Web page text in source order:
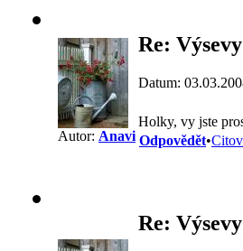
Autor: Anavi
Re:
Datum:
Holky, vy jste
Odpovědět•
Re: